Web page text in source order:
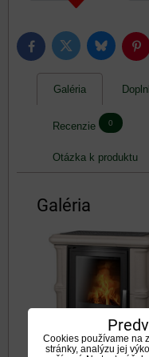
FacebookTwitter Bluesky
Galéria
Recenzie 0
Otázka k produktu
Galéria
Cookies používame na
stránky, analýzu jej